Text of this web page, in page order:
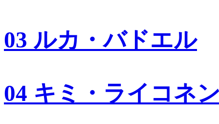
03 ルカ・バドエル
04 キミ・ライコネ